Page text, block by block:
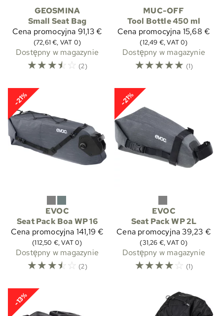
GEOSMINA
Small Seat Bag
Cena promocyjna 91,13 €
(72,61 €, VAT 0)
Dostępny w magazynie
☆☆☆☆ ☆ (2)
MUC-OFF
Tool Bottle 450 ml
Cena promocyjna 15,68 €
(12,49 €, VAT 0)
Dostępny w magazynie
☆☆☆☆☆ (1)
-21%
EVOC
Seat Pack Boa WP 16
Cena promocyjna 141,19 €
(112,50 €, VAT 0)
Dostępny w magazynie
☆☆☆☆ ☆ (2)
-21%
EVOC
Seat Pack WP 2L
Cena promocyjna39,23 €
(31,26 €, VAT 0)
Dostępny w magazynie
☆☆☆☆☆ (1)
-13%